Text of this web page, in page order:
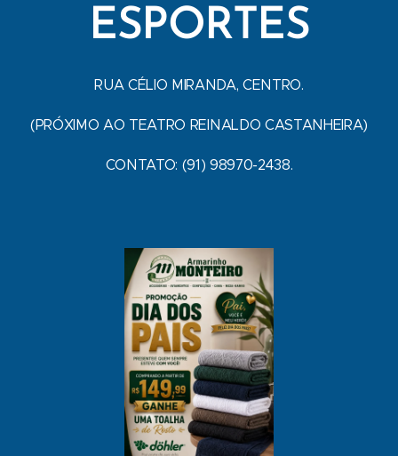
ESPORTES
RUA CÉLIO MIRANDA, CENTRO.
(PRÓXIMO AO TEATRO REINALDO CASTANHEIRA)
CONTATO: (91) 98970-2438.